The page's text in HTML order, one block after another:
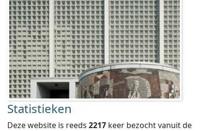
Statistieken
Deze website is reeds 2217 keer bezocht vanuit de